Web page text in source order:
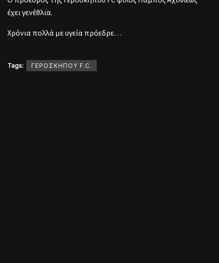
έχει γενέθλια.
Χρόνια πολλά με υγεία πρόεδρε…
Tags: ΓΕΡΟΣΚΗΠΟΥ F.C.